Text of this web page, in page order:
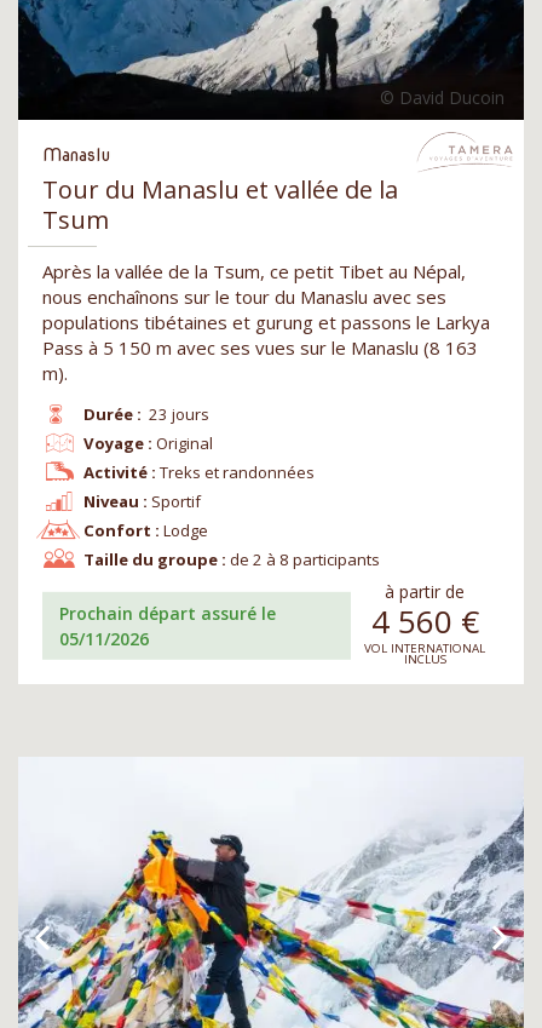
Manaslu
Tour du Manaslu et vallée de la
Tsum
Après la vallée de la Tsum, ce petit Tibet au Népal,
nous enchaînons sur le tour du Manaslu avec ses
populations tibétaines et gurung et passons le Larkya
Pass à 5 150 m avec ses vues sur le Manaslu (8 163
m).
Durée : 23 jours
Niveau : Sportif
Voyage : Original
Confort : Lodge
Activité : Treks et randonnées
Taille du groupe : de 2 à 8 participants
Prochain départ assuré le
05/11/2026
à partir de
4 560 €
VOL INTERNATIONAL
INCLUS